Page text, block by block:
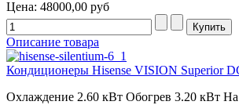
Цена: 48000,00 руб
Описание товара
Кондиционеры Hisense VISION Superior
Охлаждение 2.60 кВт Обогрев 3.20 кВт